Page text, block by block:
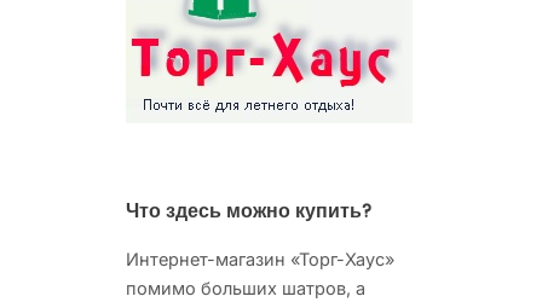
Что здесь можно купить?
Интернет-магазин «Торг-Хаус»
помимо больших шатров, а